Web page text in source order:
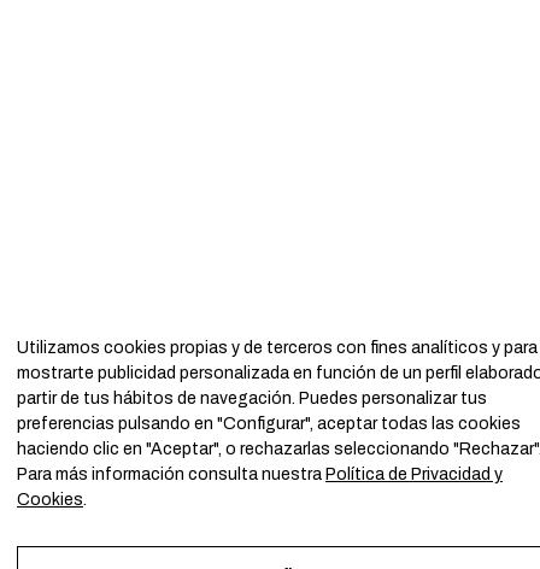
Utilizamos cookies propias y de terceros con fines analíticos y para
mostrarte publicidad personalizada en función de un perfil
partir de tus hábitos de navegación. Puedes personalizar tus
preferencias pulsando en "Configurar", aceptar todas las cookies
haciendo clic en "Aceptar", o rechazarlas seleccionando
Para más información consulta nuestra Política de Privacidad y
Cookies.